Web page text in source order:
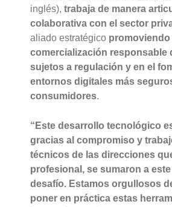
inglés),trabaja de manera
colaborativa con el sector
aliado estratégico promoviendo
comercialización responsable
sujetos a regulación y en el
entornos digitales más
consumidores.
“Este desarrollo tecnológico
gracias al compromiso y
técnicos de las direcciones
profesional, se sumaron a
desafío. Estamos orgullosos
poner en práctica estas